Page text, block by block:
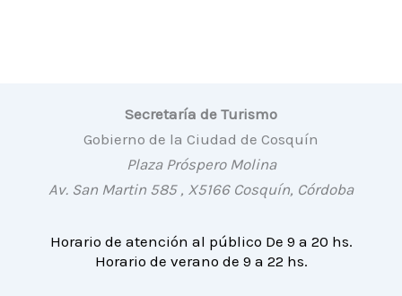
Secretaría de Turismo
Gobierno de la Ciudad de Cosquín
Plaza Próspero Molina
Av. San Martin 585 , X5166 Cosquín, Córdoba
Horario de atención al público De 9 a 20 hs.
Horario de verano de 9 a 22 hs.